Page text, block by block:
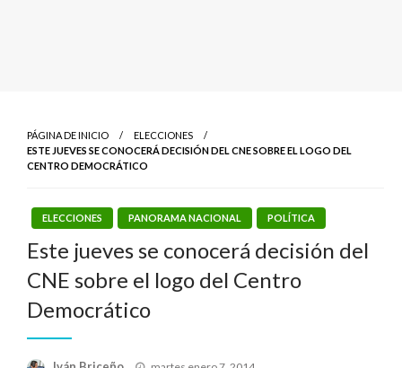
PÁGINA DE INICIO
ELECCIONES
ESTE JUEVES SE CONOCERÁ DECISIÓN DEL CNE SOBRE EL LOGO DEL
CENTRO DEMOCRÁTICO
ELECCIONES PANORAMA NACIONAL POLÍTICA
Este jueves se conocerá decisión del
CNE sobre el logo del Centro
Democrático
Publicado